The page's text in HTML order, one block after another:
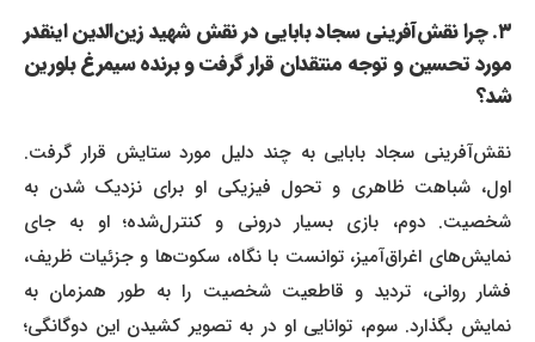
۳. چرا نقش‌آفرینی سجاد بابایی در نقش شهید زین‌الدین اینقدر
مورد تحسین و توجه منتقدان قرار گرفت و برنده سیمرغ بلورین
شد؟
نقش‌آفرینی سجاد بابایی به چند دلیل مورد ستایش قرار گرفت.
اول، شباهت ظاهری و تحول فیزیکی او برای نزدیک شدن به
شخصیت. دوم، بازی بسیار درونی و کنترل‌شده؛ او به جای
نمایش‌های اغراق‌آمیز، توانست با نگاه، سکوت‌ها و جزئیات ظریف،
فشار روانی، تردید و قاطعیت شخصیت را به طور همزمان به
نمایش بگذارد. سوم، توانایی او در به تصویر کشیدن این دوگانگی؛